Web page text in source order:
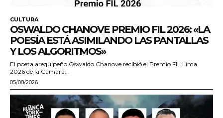
CULTURA
OSWALDO CHANOVE PREMIO FIL 2026: «LA
POESÍA ESTÁ ASIMILANDO LAS PANTALLAS
Y LOS ALGORITMOS»
El poeta arequipeño Oswaldo Chanove recibió el Premio FIL Lima
2026 de la Cámara...
05/08/2026